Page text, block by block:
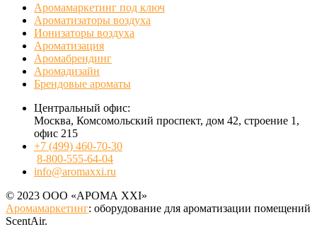
Аромамаркетинг под ключ
Ароматизаторы воздуха
Ионизаторы воздуха
Ароматизация
Аромабрендинг
Аромадизайн
Брендовые ароматы
Центральный офис:
Москва, Комсомольский проспект, дом 42, строение 1,
офис 215
+7 (499) 460-70-30
8-800-555-64-04
info@aromaxxi.ru
© 2023 ООО «АРОМА XXI»
Аромамаркетинг: оборудование для ароматизации помещений
ScentAir.